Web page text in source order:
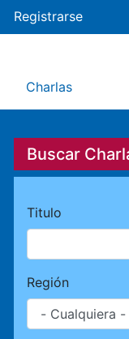
Registrarse
Menú
Charlas
Buscar
Titulo
Región